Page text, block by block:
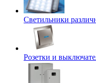
Светильники
Розетки и